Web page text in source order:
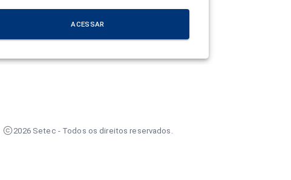
ACESSAR
2026Setec - Todos os direitos reservados.